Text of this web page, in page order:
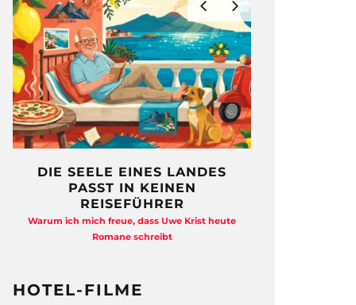
DIE SEELE EINES LANDES
PASST IN KEINEN
REISEFÜHRER
Warum ich mich freue, dass Uwe Krist heute
Romane schreibt
HOTEL-FILME